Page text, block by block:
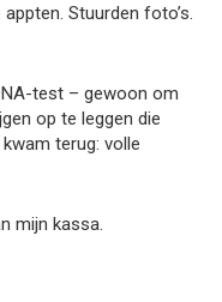
Stuurden foto’s.
test – gewoon om
op te leggen die
terug: volle
mijn kassa.